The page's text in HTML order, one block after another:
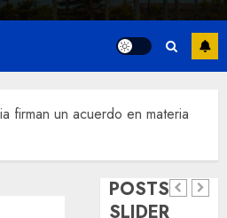
firman un acuerdo en materia
POSTS
SLIDER
Reviven
Local
Hoy
natalicio
de Don